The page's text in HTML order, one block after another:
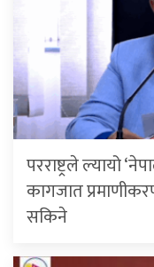
परराष्ट्रले ल्यायो
कागजात
सकिने